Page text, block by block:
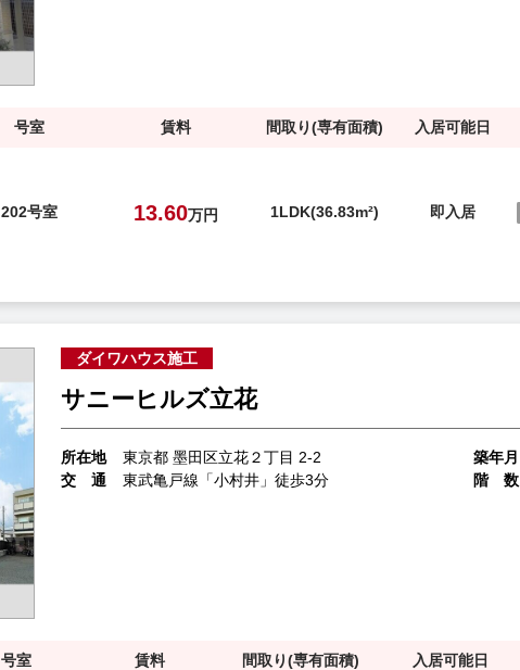
号室 賃料 間取り(専有面積) 入居可能日
202号室 13.60万円 1LDK(36.83m²) 即入居
ダイワハウス施工
サニーヒルズ立花
所在地 東京都 墨田区立花２丁目 2-2 築年月
交 通
東武亀戸線「小村井」徒歩3分 階 数
号室 賃料 間取り(専有面積) 入居可能日